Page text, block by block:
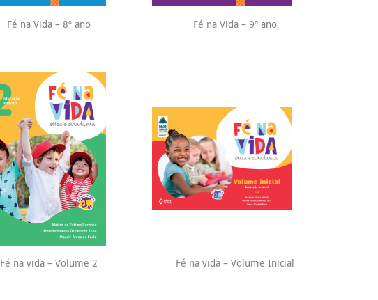
Fé na Vida – 8º ano Fé na Vida – 9º ano
Fé na vida – Volume 2 Fé na vida – Volume Inicial